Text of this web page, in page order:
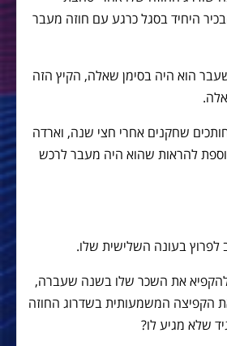
היחיד בסגל כרגע עם חוזה מעבר
הוא היה בסימן שאלה, הקיץ הזה
שחקנים אחרי חצי שנה, וארדה
להראות שהוא היה מעבר לרכש
לפרוץ בעונה השלישית שלו.
את השכר שלו בשנה שעברה,
הקפיצה המשמעותית בשדרוג החוזה
שלא מגיע לו?